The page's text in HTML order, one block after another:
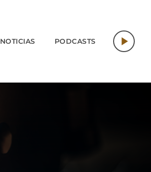
NOTICIAS PODCASTS play_arrow